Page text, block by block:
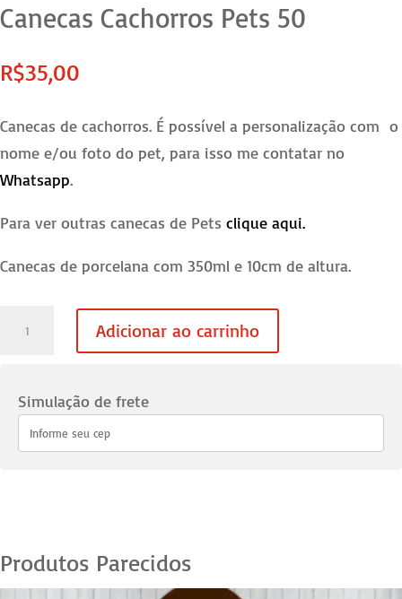
Canecas Cachorros Pets 50
R$35,00
Canecas de cachorros. É possível a personalização com o
nome e/ou foto do pet, para isso me contatar no
Whatsapp.
Para ver outras canecas de Pets clique aqui.
Canecas de porcelana com 350ml e 10cm de altura.
quantidade
Adicionar ao carrinho
Simulação de frete
Produtos Parecidos